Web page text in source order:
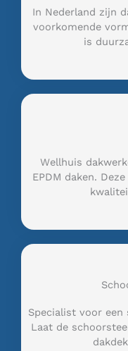
In Nederland zijn
voorkomende
is
Wellhuis
EPDM daken.
Specialist voor een
Laat de